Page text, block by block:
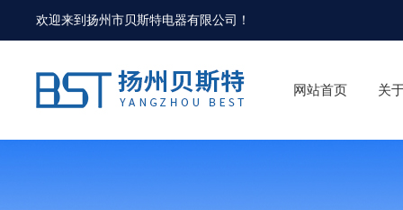
欢迎来到扬州市贝斯特电器有限公司 ！
网站首页 关